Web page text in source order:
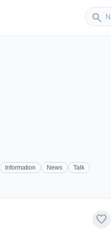
search
Information News Talk
favorite